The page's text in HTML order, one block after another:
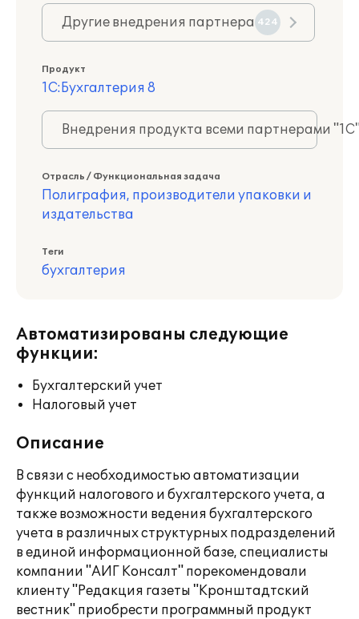
Другие внедрения партнера 424
Продукт
1С:Бухгалтерия 8
Внедрения продукта всеми партнерами
Отрасль / Функциональная задача
Полиграфия, производители упаковки и
издательства
Теги
бухгалтерия
Автоматизированы следующие
функции:
Бухгалтерский учет
Налоговый учет
Описание
В связи с необходимостью автоматизации
функций налогового и бухгалтерского учета, а
также возможности ведения бухгалтерского
учета в различных структурных подразделений
в единой информационной базе, специалисты
компании "АИГ Консалт" порекомендовали
клиенту "Редакция газеты "Кронштадтский
вестник" приобрести программный продукт